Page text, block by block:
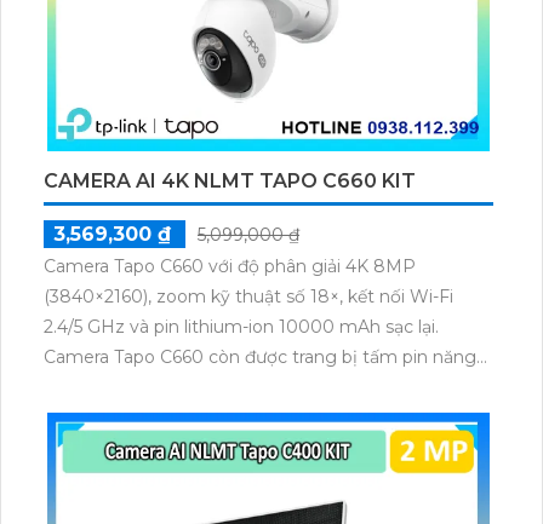
CAMERA AI 4K NLMT TAPO C660 KIT
3,569,300 ₫
5,099,000 ₫
Camera Tapo C660 với độ phân giải 4K 8MP
(3840×2160), zoom kỹ thuật số 18×, kết nối Wi-Fi
2.4/5 GHz và pin lithium-ion 10000 mAh sạc lại.
Camera Tapo C660 còn được trang bị tấm pin năng
thú cưng, phương tiện, lưu trữ thẻ microSD tối đa 512
GB.